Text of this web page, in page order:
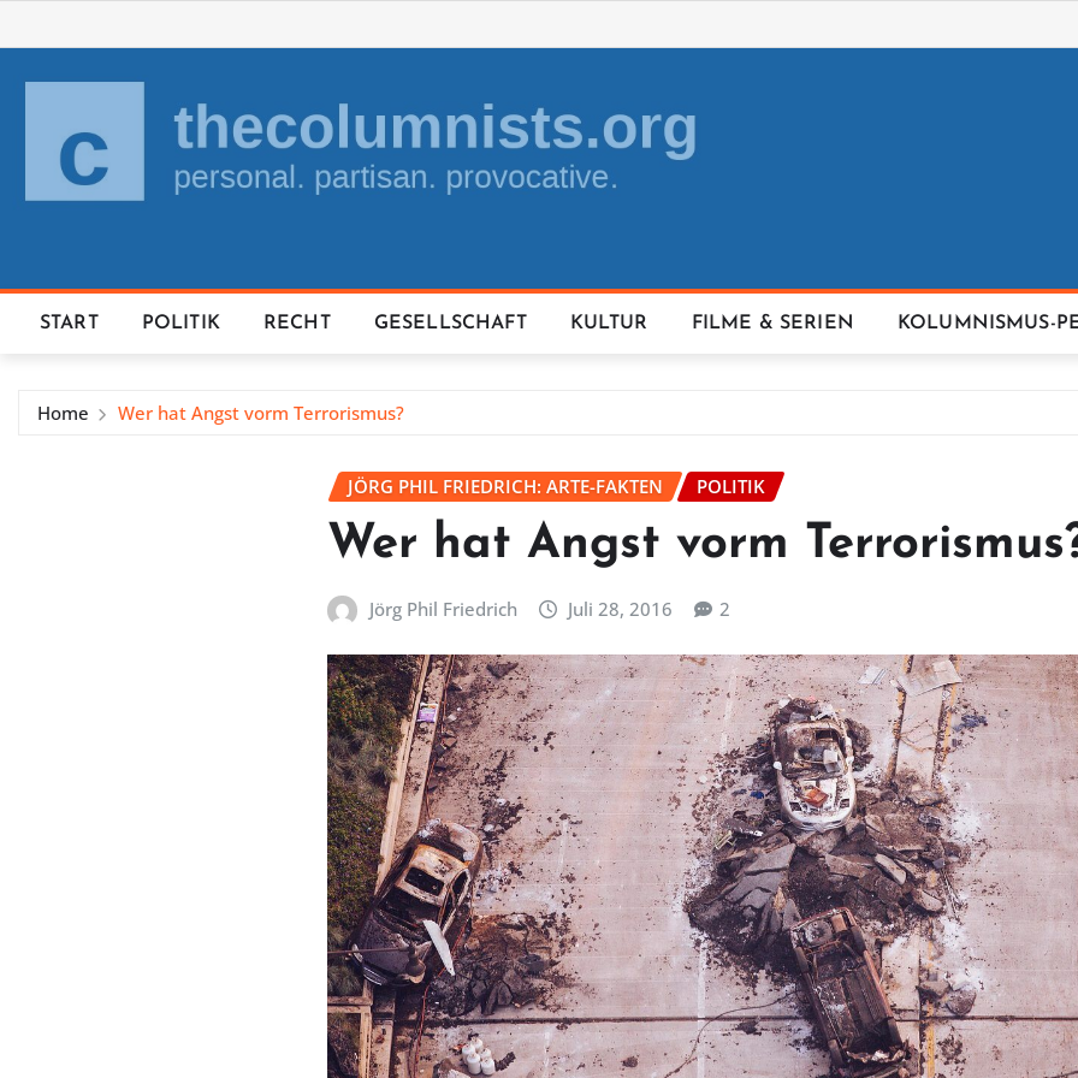
to
content
START POLITIK RECHT GESELLSCHAFT KULTUR FILME & SERIEN KOLUMNISMUS-
Home Wer hat Angst vorm Terrorismus?
JÖRG PHIL FRIEDRICH: ARTE-FAKTEN POLITIK
Wer hat Angst vorm
Jörg Phil Friedrich Juli 28, 2016 2